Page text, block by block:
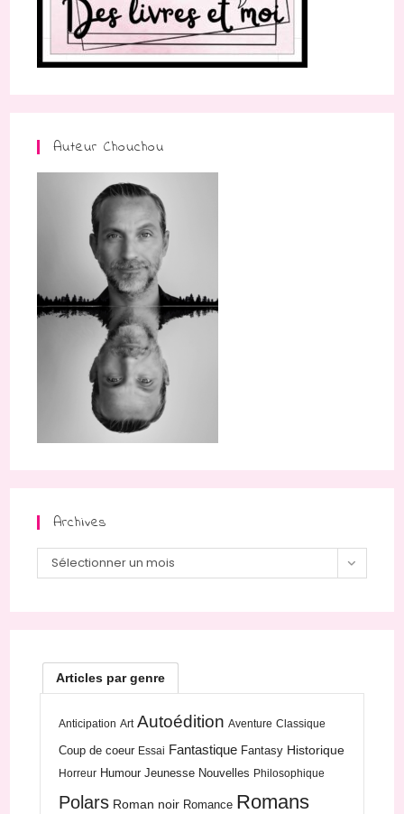
Auteur Chouchou
Archives
Archives
Sélectionner un mois
Articles par genre
Anticipation Art Autoédition Aventure Classique
Coup de coeur Essai Fantastique Fantasy Historique
Horreur Humour Jeunesse Nouvelles Philosophique
Polars Roman noir Romance Romans